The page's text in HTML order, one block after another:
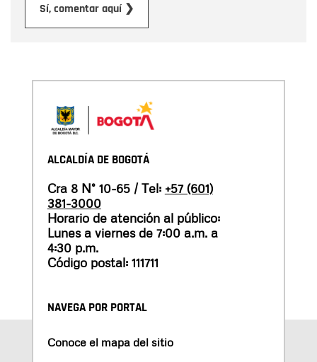
Sí, comentar aquí ❯
ALCALDÍA DE BOGOTÁ
Cra 8 N° 10-65 / Tel: +57 (601)
381-3000
Horario de atención al público:
Lunes a viernes de 7:00 a.m. a
4:30 p.m.
Código postal: 111711
NAVEGA POR PORTAL
Conoce el mapa del sitio